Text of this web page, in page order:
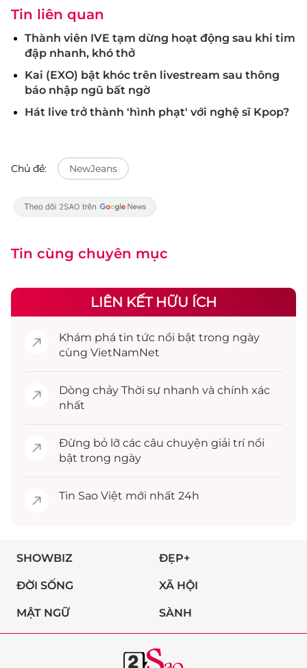
Tin liên quan
Thành viên IVE tạm dừng hoạt động sau khi tim
đập nhanh, khó thở
Kai (EXO) bật khóc trên livestream sau thông
báo nhập ngũ bất ngờ
Hát live trở thành 'hình phạt' với nghệ sĩ Kpop?
Chủ đề: NewJeans
Tin cùng chuyên mục
LIÊN KẾT HỮU ÍCH
Khám phá tin tức nổi bật trong ngày
cùng VietNamNet
Dòng chảy Thời sự nhanh và chính xác
nhất
Đừng bỏ lỡ các câu chuyện giải trínổi
bật trong ngày
Tin Sao Việt mới nhất 24h
SHOWBIZ ĐẸP+
ĐỜI SỐNG XÃ HỘI
MẬT NGỮ SÀNH